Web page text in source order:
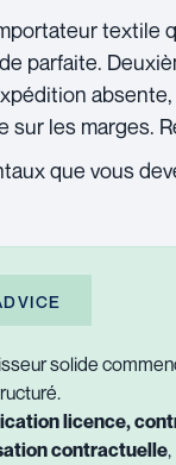
textile
parfaite.
sur les marges.
que vous
solide
licence,
contractuelle,